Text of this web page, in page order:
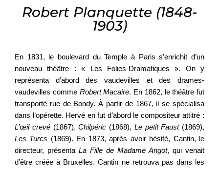
Robert Planquette (1848-
1903)
En 1831, le boulevard du Temple à Paris s’enrichit d’un
nouveau théâtre : « Les Folies-Dramatiques ». On y
représenta d’abord des vaudevilles et des drames-
vaudevilles comme Robert Macaire. En 1862, le théâtre fut
transporté rue de Bondy. À partir de 1867, il se spécialisa
dans l’opérette. Hervé en fut d’abord le compositeur attitré :
L’œil crevé(1867),Chilpéric (1868), Le petit Faust(1869),
Les Turcs (1869). En 1873, après avoir hésité, Cantin, le
directeur, présenta La Fille de Madame Angot, qui venait
d’être créée à Bruxelles. Cantin ne retrouva pas dans les